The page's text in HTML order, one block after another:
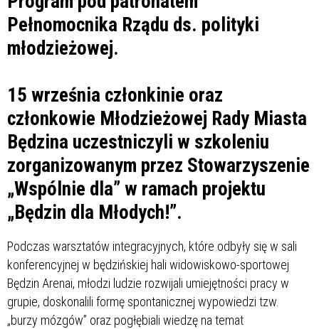
15 września członkinie oraz
członkowie Młodzieżowej Rady Miasta
Będzina uczestniczyli w szkoleniu
zorganizowanym przez Stowarzyszenie
„Wspólnie dla” w ramach projektu
„Będzin dla Młodych!”.
Podczas warsztatów integracyjnych, które odbyły się w sali
konferencyjnej w będzińskiej hali widowiskowo-sportowej
Będzin Arenai, młodzi ludzie rozwijali umiejętności pracy w
grupie, doskonalili formę spontanicznej wypowiedzi tzw.
„burzy mózgów” oraz pogłębiali wiedzę na temat